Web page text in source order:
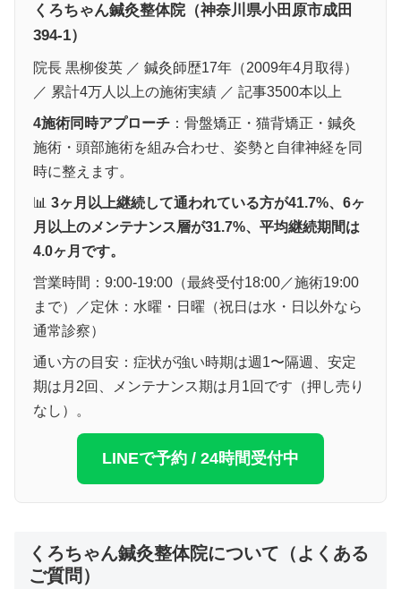
くろちゃん鍼灸整体院（神奈川県小田原市成田
394-1）
院長 黒柳俊英 ／ 鍼灸師歴17年（2009年4月取得）
／ 累計4万人以上の施術実績 ／ 記事3500本以上
4施術同時アプローチ ：骨盤矯正・猫背矯正・鍼灸
施術・頭部施術を組み合わせ、姿勢と自律神経を同
時に整えます。
📊 3ヶ月以上継続して通われている方が41.7%、6ヶ
月以上のメンテナンス層が31.7%、平均継続期間は
4.0ヶ月です。
営業時間：9:00-19:00（最終受付18:00／施術19:00
まで）／定休：水曜・日曜（祝日は水・日以外なら
通常診察）
通い方の目安：症状が強い時期は週1〜隔週、安定
期は月2回、メンテナンス期は月1回です（押し売り
なし）。
LINEで予約 / 24時間受付中
くろちゃん鍼灸整体院について（よくある
ご質問）